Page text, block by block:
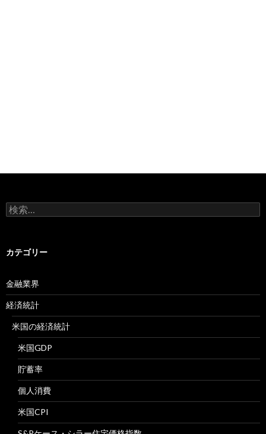
検
索:
カテゴリー
金融業界
経済統計
米国の経済統計
米国GDP
貯蓄率
個人消費
米国CPI